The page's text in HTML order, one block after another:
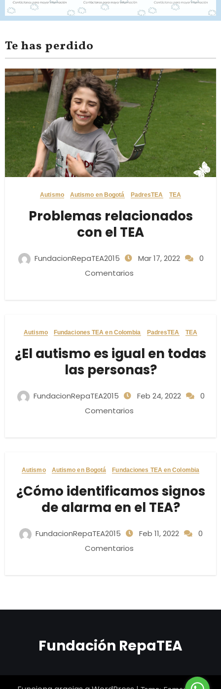
Te has perdido
Autismo Autismo en Bogotá PadresTEA TEA
Problemas relacionados
con el TEA
FundacionRepaTEA2015 Mar 17, 2022
0
Comentarios
Autismo Fundaciones TEA en Colombia PadresTEA TEA
¿El autismo es igual en todas
las personas?
FundacionRepaTEA2015 Feb 24, 2022
0
Comentarios
Autismo Autismo en Bogotá Fundaciones TEA en Colombia
¿Cómo identificamos signos
de alarma en el TEA?
FundacionRepaTEA2015 Feb 11, 2022
0
Comentarios
Fundación RepaTEA